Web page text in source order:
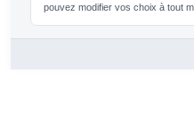
pouvez modifier vos choix à tout